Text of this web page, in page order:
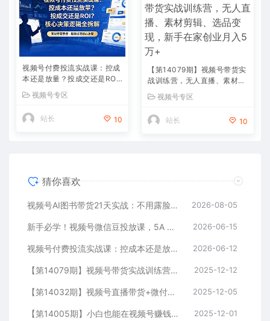
视频号付费投流实战课：控成
本还是放量？投成交还是RO
I？核心决策逻辑全拆解
视频号专区
站长 10
【第14079期】视频号带货实
战训练营，无人直播、素材剪
月入5万+
视频号专区
站长 10
猜你喜欢
视频号AI图书带货21天实战：不用露脸×不囤货×不发愁内容，AI写文案做视频挂小黄车，佣金50%+爆单 2026-08-05
新手必学！视频号微信豆投放课，5A 人群 + 预算分配 + 追投技巧，落地即见效 2026-06-15
视频号付费投流实战课：控成本还是放量？投成交还是ROI？核心决策逻辑全拆解 2026-06-12
【第14079期】视频号带货实战训练营，无人直播、素材剪辑、选品变现，新手在家创业月入5万+ 2025-12-12
【第14032期】视频号直播带货+微付费进阶课：流量逻辑+微信豆投放+微付费优化，新手月销破50万 2025-12-05
【第14005期】小白也能在视频号赚钱：认知、起号、话术、选品、开播到投放全链路运营 2025-12-01